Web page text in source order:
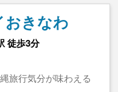
きなわ
徒歩3分
旅行気分が味わえる